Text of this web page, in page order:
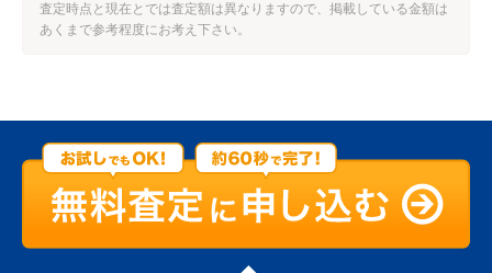
査定時点と現在とでは査定額は異なりますので、掲載している金額は
あくまで参考程度にお考え下さい。